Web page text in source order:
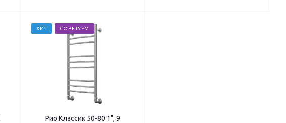
ХИТ СОВЕТУЕМ
Рио Классик 50-80 1", 9